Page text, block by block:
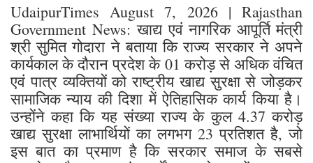
UdaipurTimes August 7, 2026 | Rajasthan
Government News: खाद्य एवं नागरिक आपूर्ति मंत्री
श्री सुमित गोदारा ने बताया कि राज्य सरकार ने अपने
कार्यकाल के दौरान प्रदेश के 01 करोड़ से अधिक वंचित
एवं पात्र व्यक्तियों को राष्ट्रीय खाद्य सुरक्षा से जोड़कर
सामाजिक न्याय की दिशा में ऐतिहासिक कार्य किया है।
उन्होंने कहा कि यह संख्या राज्य के कुल 4.37 करोड़
खाद्य सुरक्षा लाभार्थियों का लगभग 23 प्रतिशत है, जो
इस बात का प्रमाण है कि सरकार समाज के सबसे